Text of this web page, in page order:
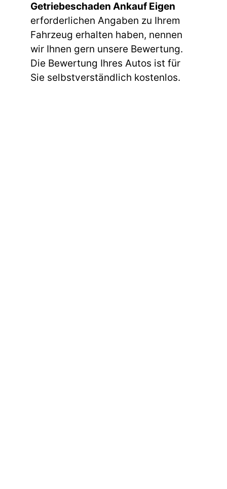
Getriebeschaden Ankauf Eigen
erforderlichen Angaben zu Ihrem
Fahrzeug erhalten haben, nennen
wir Ihnen gern unsere Bewertung.
Die Bewertung Ihres Autos ist für
Sie selbstverständlich kostenlos.